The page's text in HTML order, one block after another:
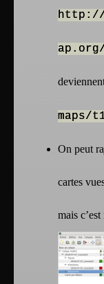
http://
maps/
On peut
cartes
mais